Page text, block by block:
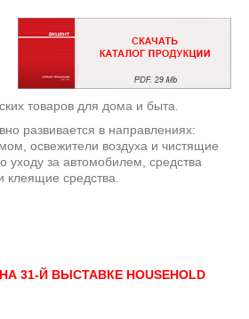
ПНД в продаже с апреля 2016 года
товаров для дома и быта.
развивается в направлениях:
освежители воздуха и чистящие
уходу за автомобилем, средства
клеящие средства.
31-Й ВЫСТАВКЕ HOUSEHOLD